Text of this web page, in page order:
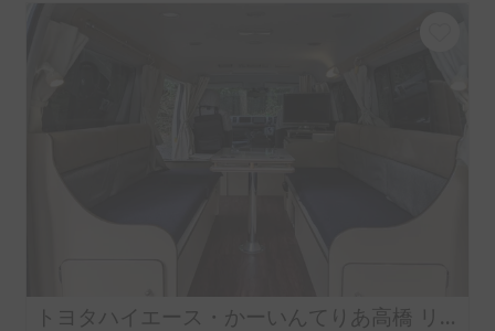
トヨタハイエース・かーいんてりあ高橋 リラックスワゴンタイプ1 ・10人乗り